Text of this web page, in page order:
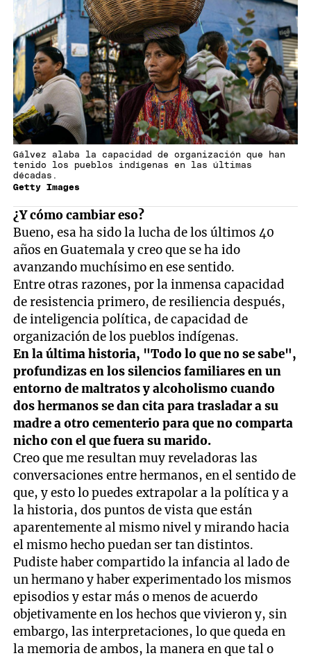
Getty Images
Gálvez alaba la capacidad de organización que han
tenido los pueblos indígenas en las últimas
décadas.
¿Y cómo cambiar eso?
Bueno, esa ha sido la lucha de los últimos 40
años en Guatemala y creo que se ha ido
avanzando muchísimo en ese sentido.
Entre otras razones, por la inmensa capacidad
de resistencia primero, de resiliencia después,
de inteligencia política, de capacidad de
organización de los pueblos indígenas.
En la última historia, "Todo lo que no se sabe",
profundizas en los silencios familiares en un
entorno de maltratos y alcoholismo cuando
dos hermanos se dan cita para trasladar a su
madre a otro cementerio para que no comparta
nicho con el que fuera su marido.
Creo que me resultan muy reveladoras las
conversaciones entre hermanos, en el sentido de
que, y esto lo puedes extrapolar a la política y a
la historia, dos puntos de vista que están
aparentemente al mismo nivel y mirando hacia
el mismo hecho puedan ser tan distintos.
Pudiste haber compartido la infancia al lado de
un hermano y haber experimentado los mismos
episodios y estar más o menos de acuerdo
objetivamente en los hechos que vivieron y, sin
embargo, las interpretaciones, lo que queda en
la memoria de ambos, la manera en que tal o